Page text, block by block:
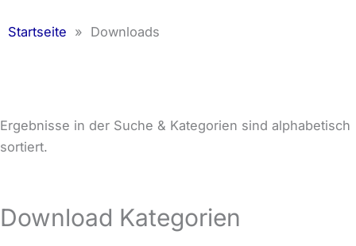
Startseite » Downloads
Ergebnisse in der Suche & Kategorien sind alphabetisch
sortiert.
Download Kategorien